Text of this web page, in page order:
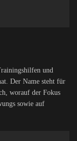
und
Der Name steht für
worauf der Fokus
sowie auf